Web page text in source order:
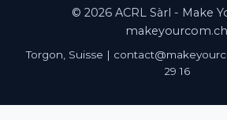
© 2026 ACRL Sàrl - Make
makeyourcom.ch
Torgon, Suisse |
29 16